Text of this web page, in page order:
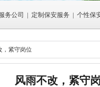
务公司 | 定制保安服务 | 个性保
，紧守岗位
风雨不改，紧守